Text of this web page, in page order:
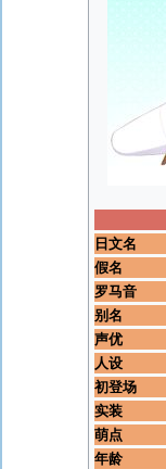
日文名
假名
罗马音
别名
声优
人设
初登场
实装
萌点
年龄